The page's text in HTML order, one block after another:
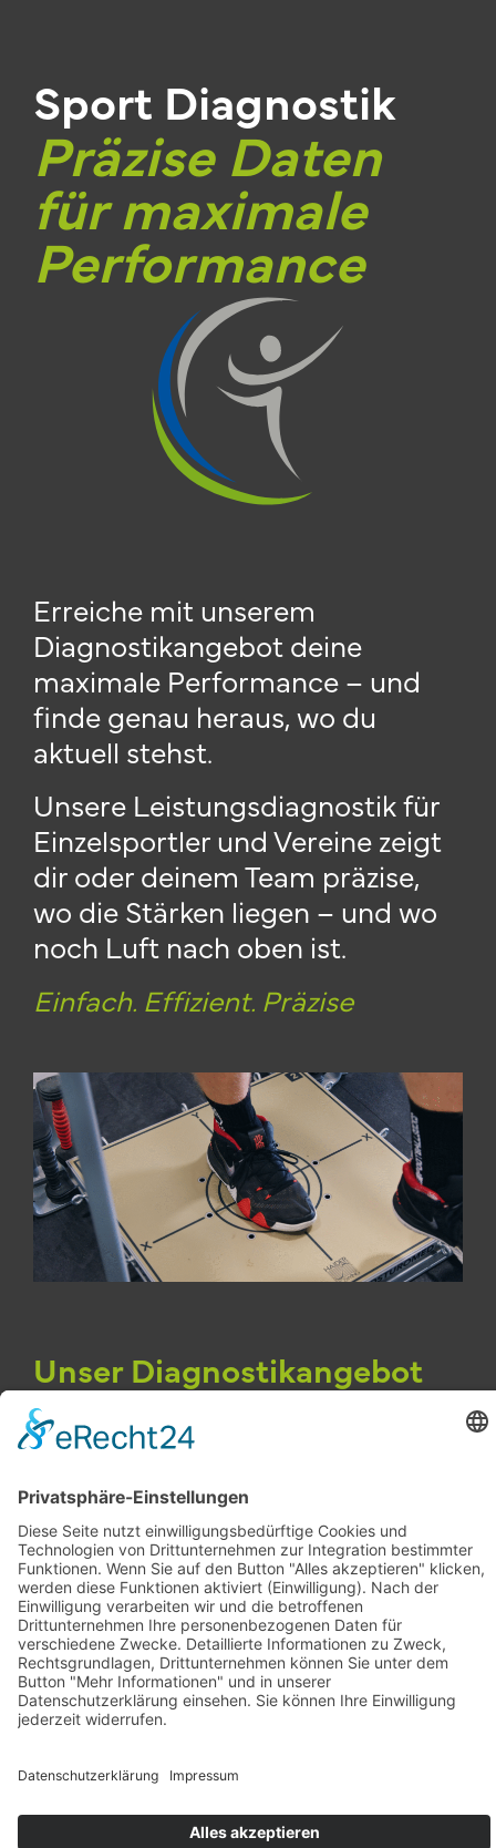
Sport Diagnostik
Präzise Daten
für maximale
Performance
Erreiche mit unserem
Diagnostikangebot deine
maximale Performance – und
finde genau heraus, wo du
aktuell stehst.
Unsere Leistungsdiagnostik für
Einzelsportler und Vereine zeigt
dir oder deinem Team präzise,
wo die Stärken liegen – und wo
noch Luft nach oben ist.
Einfach. Effizient. Präzise
Unser Diagnostikangebot
Spiroergometrie
Bioimpedanzanalyse (Körperwertanalyse)
Stress-Test mit Biofeedback
Wirbelsäulenmessung
Blutzucker-, Harnsäure-,
Cholesterinmessung
Skillcourt
Zu unseren Diagnostikverfahren